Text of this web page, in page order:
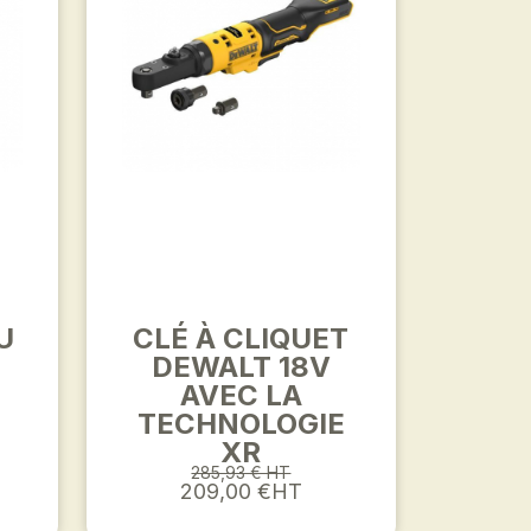
CLÉ À CLIQUET
DEWALT 18V
AVEC LA
TECHNOLOGIE
XR
285,93 € HT
209,00 €HT